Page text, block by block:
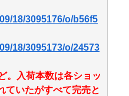
18/3095176/o/b56f5
18/3095173/o/24573
。入荷本数は各ショッ
ていたがすべて完売と